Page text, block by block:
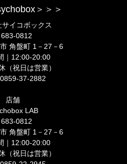
＞＞＞
イコボックス
683-0812
角盤町 1－27－6
｜12:00-20:00
（祝日は営業）
37-2882
店舗
LAB
683-0812
角盤町 1－27－6
｜12:00-20:00
（祝日は営業）